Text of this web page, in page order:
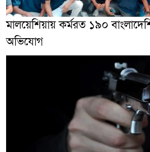
মালয়েশিয়ায় কর্মরত ১৯০
অভিযোগ